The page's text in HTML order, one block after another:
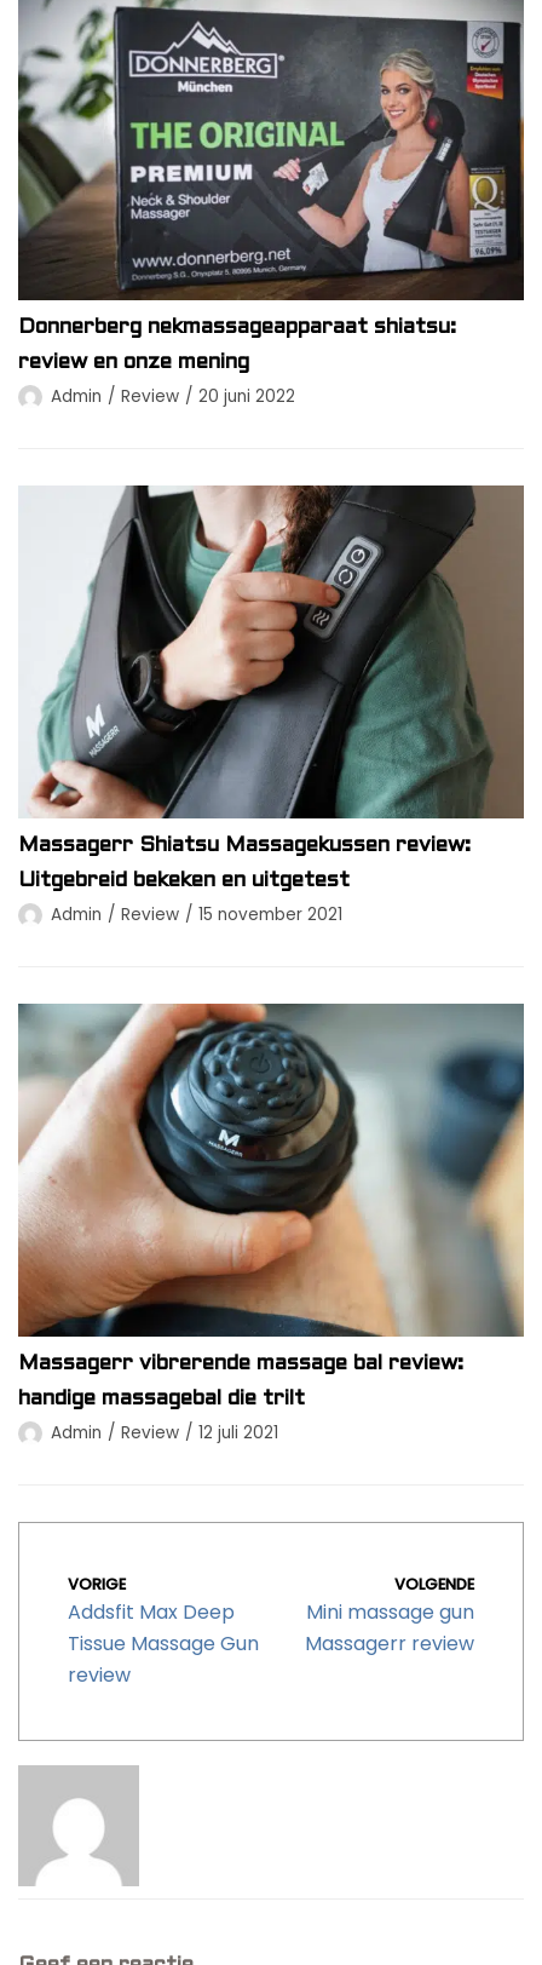
Donnerberg nekmassageapparaat shiatsu:
review en onze mening
Admin Review 20 juni 2022
Massagerr Shiatsu Massagekussen review:
Uitgebreid bekeken en uitgetest
Admin Review 15 november 2021
Massagerr vibrerende massage bal review:
handige massagebal die trilt
Admin Review 12 juli 2021
VORIGE
Addsfit Max Deep
Tissue Massage Gun
review
VOLGENDE
Mini massage gun
Massagerr review